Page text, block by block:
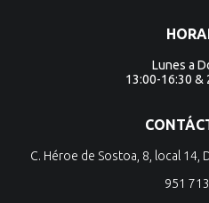
Lunes a
13:00-16:30 &
C. Héroe de Sostoa, 8, local
951